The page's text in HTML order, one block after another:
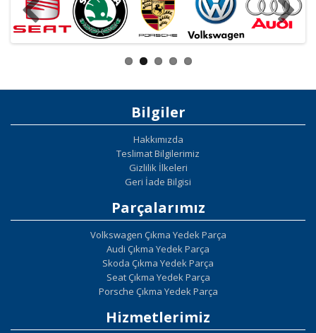
Bilgiler
Hakkımızda
Teslimat Bilgilerimiz
Gizlilik İlkeleri
Geri İade Bilgisi
Parçalarımız
Volkswagen Çıkma Yedek Parça
Audi Çıkma Yedek Parça
Skoda Çıkma Yedek Parça
Seat Çıkma Yedek Parça
Porsche Çıkma Yedek Parça
Hizmetlerimiz